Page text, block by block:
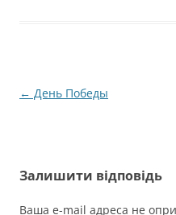
Навігація
← День Победы
Залишити відповідь
Ваша e-mail адреса не